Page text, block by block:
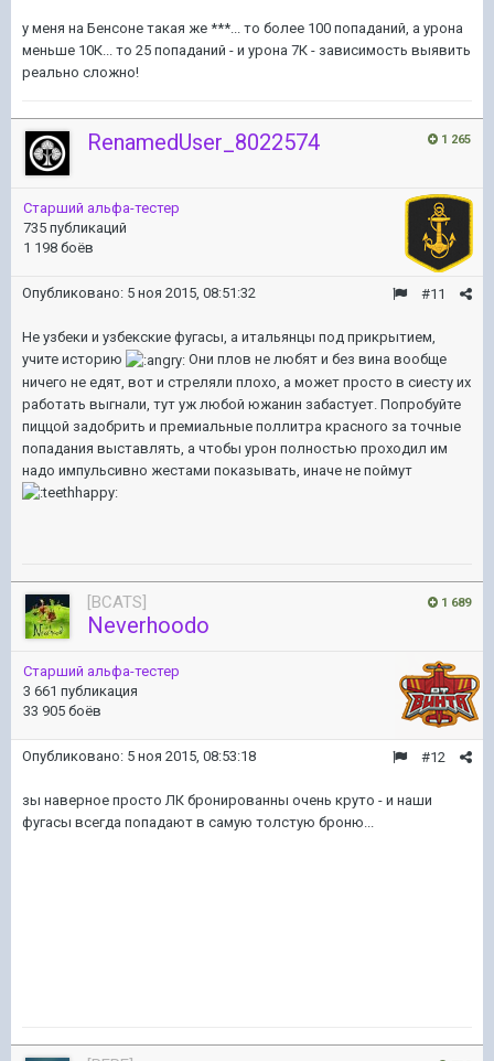
у меня на Бенсоне такая же ***... то более 100 попаданий, а урона
меньше 10К... то 25 попаданий - и урона 7К - зависимость выявить
реально сложно!
1 265
RenamedUser_8022574
Старший альфа-тестер
735 публикаций
1 198 боёв
#11
Опубликовано: 5 ноя 2015, 08:51:32
Не узбеки и узбекские фугасы, а итальянцы под прикрытием,
учите историю
Они плов не любят и без вина вообще
ничего не едят, вот и стреляли плохо, а может просто в сиесту их
работать выгнали, тут уж любой южанин забастует. Попробуйте
пиццой задобрить и премиальные поллитра красного за точные
попадания выставлять, а чтобы урон полностью проходил им
надо импульсивно жестами показывать, иначе не поймут
1 689
[BCATS]
Neverhoodo
Старший альфа-тестер
3 661 публикация
33 905 боёв
#12
Опубликовано: 5 ноя 2015, 08:53:18
зы наверное просто ЛК бронированны очень круто - и наши
фугасы всегда попадают в самую толстую броню...